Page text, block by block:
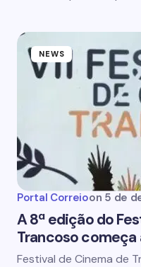
NEWS
Portal Correioon 5 de
A 8ª edição do
Trancoso começa
Festival de Cinema de